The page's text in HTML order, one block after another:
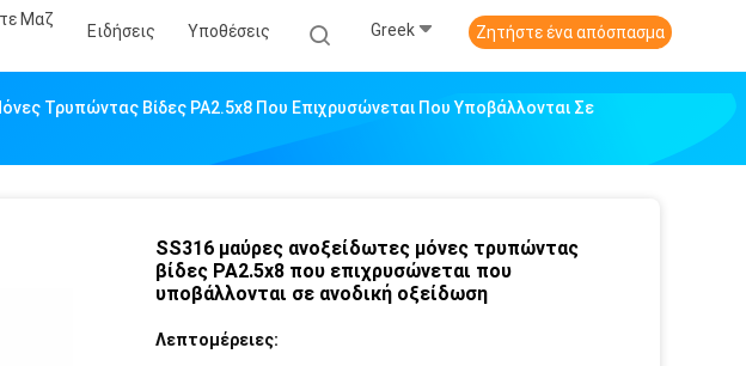
Μαζ
Ειδήσεις Υποθέσεις Greek Ζητήστε ένα απόσπασμα
Τρυπώντας Βίδες PA2.5x8 Που Επιχρυσώνεται Που Υποβάλλονται Σε
SS316 μαύρες ανοξείδωτες μόνες τρυπώντας
βίδες PA2.5x8 που επιχρυσώνεται που
υποβάλλονται σε ανοδική οξείδωση
Λεπτομέρειες: